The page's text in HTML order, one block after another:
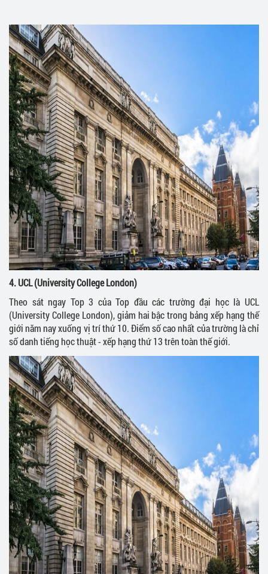
4. UCL (University College London)
Theo sát ngay Top 3 của Top đầu các trường đại học là UCL
(University College London), giảm hai bậc trong bảng xếp hạng thế
giới năm nay xuống vị trí thứ 10. Điểm số cao nhất của trường là chỉ
số danh tiếng học thuật - xếp hạng thứ 13 trên toàn thế giới.